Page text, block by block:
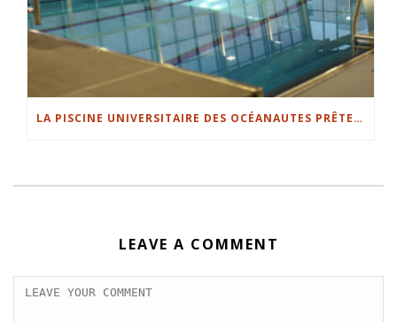
LA PISCINE UNIVERSITAIRE DES OCÉANAUTES PRÊTE POUR LA SAISON 2023
LEAVE A COMMENT